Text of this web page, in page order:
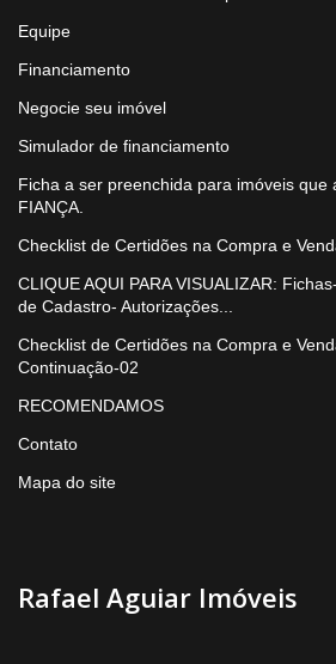
Equipe
Financiamento
Negocie seu imóvel
Simulador de financiamento
Ficha a ser preenchida para imóveis que
FIANÇA.
Checklist de Certidões na Compra e
CLIQUE AQUI PARA VISUALIZAR:
de Cadastro- Autorizações...
Checklist de Certidões na Compra e
Continuação-02
RECOMENDAMOS
Contato
Mapa do site
Rafael Aguiar Imóveis